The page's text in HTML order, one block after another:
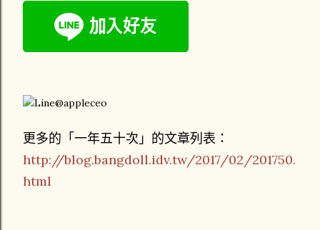
更多的「一年五十次」的文章列表：
http://blog.bangdoll.idv.tw/2017/02/201750.
html